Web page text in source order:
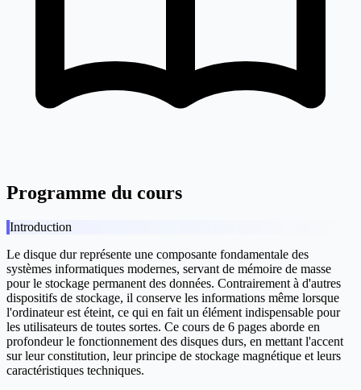
Programme du cours
Introduction
Le disque dur représente une composante fondamentale des
systèmes informatiques modernes, servant de mémoire de masse
pour le stockage permanent des données. Contrairement à d'autres
dispositifs de stockage, il conserve les informations même lorsque
l'ordinateur est éteint, ce qui en fait un élément indispensable pour
les utilisateurs de toutes sortes. Ce cours de 6 pages aborde en
profondeur le fonctionnement des disques durs, en mettant l'accent
sur leur constitution, leur principe de stockage magnétique et leurs
caractéristiques techniques.